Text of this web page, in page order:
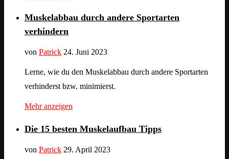
Muskelabbau durch andere Sportarten
verhindern
von Patrick 24. Juni 2023
Lerne, wie du den Muskelabbau durch andere Sportarten
verhinderst bzw. minimierst.
Mehr anzeigen
Die 15 besten Muskelaufbau Tipps
von Patrick 29. April 2023